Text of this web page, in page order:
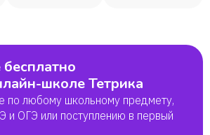
школе Тетрика
по любому школьному предмету,
и ОГЭ или поступлению в первый